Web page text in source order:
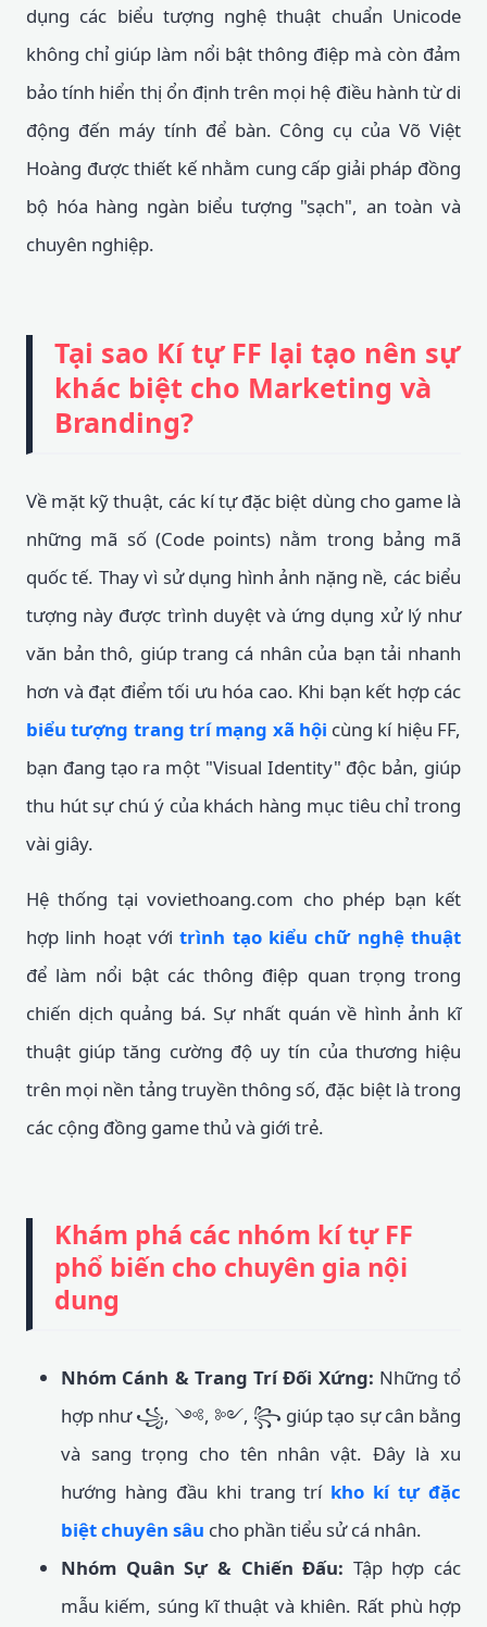
dụng các biểu tượng nghệ thuật chuẩn Unicode
không chỉ giúp làm nổi bật thông điệp mà còn đảm
bảo tính hiển thị ổn định trên mọi hệ điều hành từ di
động đến máy tính để bàn. Công cụ của Võ Việt
Hoàng được thiết kế nhằm cung cấp giải pháp đồng
bộ hóa hàng ngàn biểu tượng "sạch", an toàn và
chuyên nghiệp.
Tại sao Kí tự FF lại tạo nên sự
khác biệt cho Marketing và
Branding?
Về mặt kỹ thuật, các kí tự đặc biệt dùng cho game là
những mã số (Code points) nằm trong bảng mã
quốc tế. Thay vì sử dụng hình ảnh nặng nề, các biểu
tượng này được trình duyệt và ứng dụng xử lý như
văn bản thô, giúp trang cá nhân của bạn tải nhanh
hơn và đạt điểm tối ưu hóa cao. Khi bạn kết hợp các
biểu tượng trang trí mạng xã hội cùng kí hiệu FF,
bạn đang tạo ra một "Visual Identity" độc bản, giúp
thu hút sự chú ý của khách hàng mục tiêu chỉ trong
vài giây.
Hệ thống tại voviethoang.com cho phép bạn kết
hợp linh hoạt vớitrình tạo kiểu chữ nghệ thuật
để làm nổi bật các thông điệp quan trọng trong
chiến dịch quảng bá. Sự nhất quán về hình ảnh kĩ
thuật giúp tăng cường độ uy tín của thương hiệu
trên mọi nền tảng truyền thông số, đặc biệt là trong
các cộng đồng game thủ và giới trẻ.
Khám phá các nhóm kí tự FF
phổ biến cho chuyên gia nội
dung
Nhóm Cánh & Trang Trí Đối Xứng: Những tổ
hợp như ꧁, ༺, ༻, ꧂ giúp tạo sự cân bằng
và sang trọng cho tên nhân vật. Đây là xu
hướng hàng đầu khi trang trí kho kí tự đặc
biệt chuyên sâu cho phần tiểu sử cá nhân.
Nhóm Quân Sự & Chiến Đấu: Tập hợp các
mẫu kiếm, súng kĩ thuật và khiên. Rất phù hợp